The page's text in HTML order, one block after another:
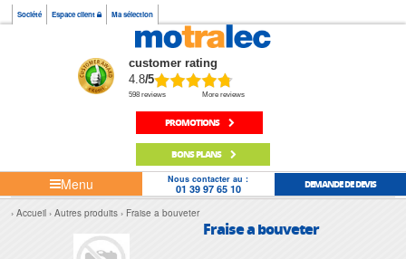
Société Espace client Ma sélection
customer rating
4.8/5
598 reviews More reviews
PROMOTIONS
BONS PLANS
Menu Nous contacter au :
01 39 97 65 10 DEMANDE DE DEVIS
Accueil Autres produits Fraise a bouveter
Fraise a bouveter